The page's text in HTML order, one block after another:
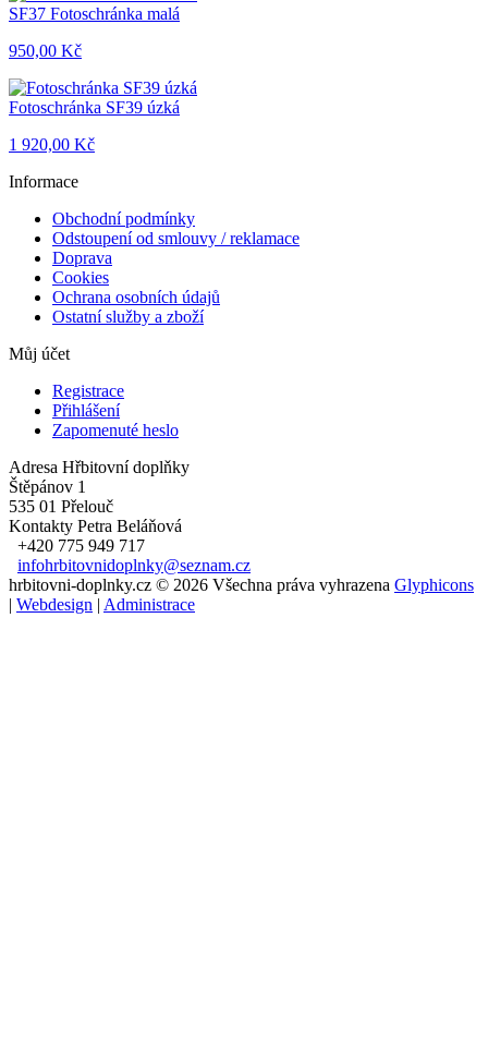
SF37 Fotoschránka malá
950,00 Kč
Fotoschránka SF39 úzká
1 920,00 Kč
Informace
Obchodní podmínky
Odstoupení od smlouvy / reklamace
Doprava
Cookies
Ochrana osobních údajů
Ostatní služby a zboží
Můj účet
Registrace
Přihlášení
Zapomenuté heslo
Adresa Hřbitovní doplňky
Štěpánov 1
535 01 Přelouč
Kontakty Petra Beláňová
+420 775 949 717
infohrbitovnidoplnky@seznam.cz
hrbitovni-doplnky.cz © 2026 Všechna práva vyhrazena Glyphicons
| Webdesign | Administrace